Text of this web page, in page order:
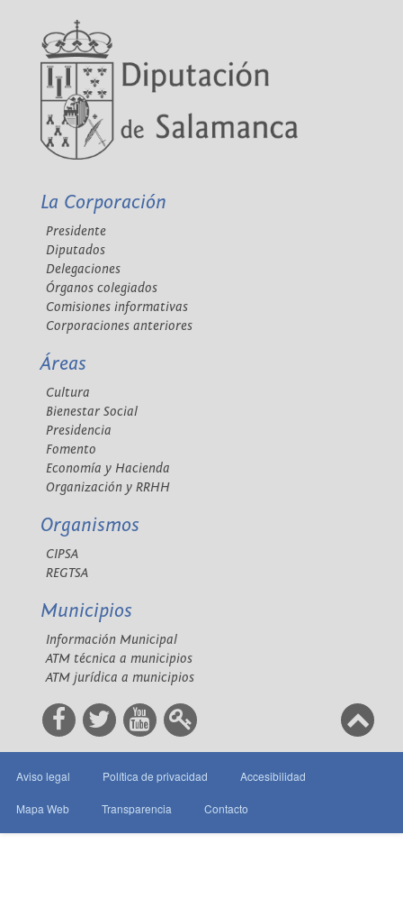
La Corporación
Presidente
Diputados
Delegaciones
Órganos colegiados
Comisiones informativas
Corporaciones anteriores
Áreas
Cultura
Bienestar Social
Presidencia
Fomento
Economía y Hacienda
Organización y RRHH
Organismos
CIPSA
REGTSA
Municipios
Información Municipal
ATM técnica a municipios
ATM jurídica a municipios
Aviso legal Política de privacidad Accesibilidad
Mapa Web Transparencia Contacto